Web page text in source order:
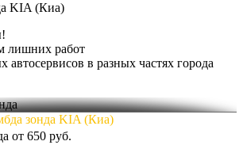
KIA (Киа)
лишних работ
автосервисов в разных частях города
зонда KIA (Киа)
от 650 руб.